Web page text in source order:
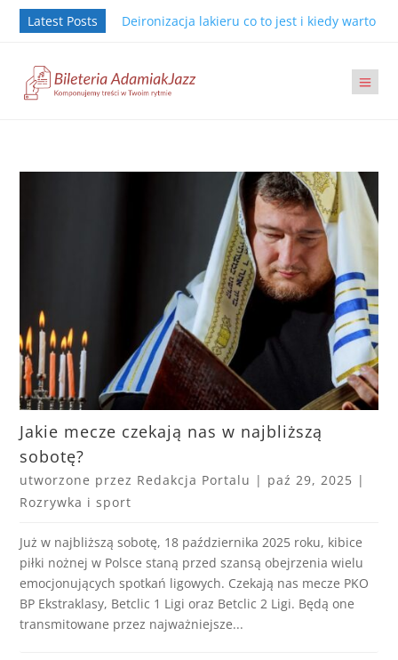
Latest Posts Deironizacja lakieru co to jest i kiedy warto ją
Jakie mecze czekają nas w najbliższą
sobotę?
utworzone przez Redakcja Portalu | paź 29, 2025 |
Rozrywka i sport
Już w najbliższą sobotę, 18 października 2025 roku, kibice
piłki nożnej w Polsce staną przed szansą obejrzenia wielu
emocjonujących spotkań ligowych. Czekają nas mecze PKO
BP Ekstraklasy, Betclic 1 Ligi oraz Betclic 2 Ligi. Będą one
transmitowane przez najważniejsze...